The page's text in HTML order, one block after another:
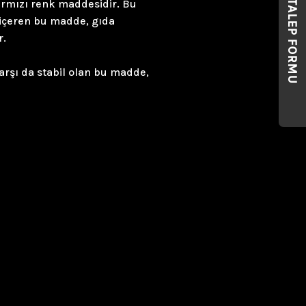
TALEP FORMU
renk maddesidir. Bu
bu madde, gıda
da stabil olan bu madde,